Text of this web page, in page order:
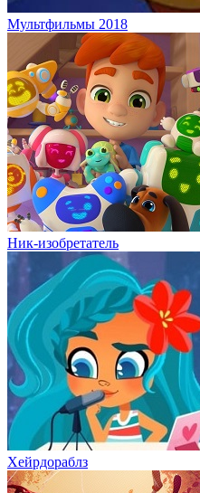
Мультфильмы 2018
Ник-изобретатель
Хейрдораблз